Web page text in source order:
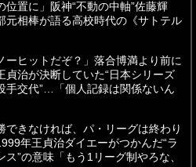
位置に」阪神“不動の中軸”佐藤輝
元相棒が語る高校時代の《サトテル
ーヒットだぞ？」落合博満より前に
貞治が決断していた“日本シリーズ
手交代”…「個人記録は関係ないん
できなければ、パ・リーグは終わり
年王貞治ダイエーがつかんだ“ラ
ス”の意味「もう1リーグ制やろな、